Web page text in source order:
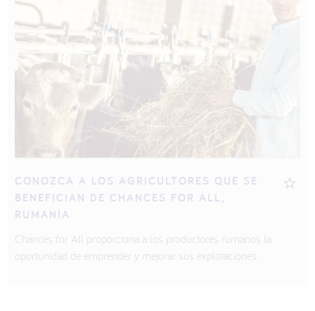
CONOZCA A LOS AGRICULTORES QUE SE
BENEFICIAN DE CHANCES FOR ALL,
RUMANÍA
Chances for All proporciona a los productores rumanos la
oportunidad de emprender y mejorar sus explotaciones.